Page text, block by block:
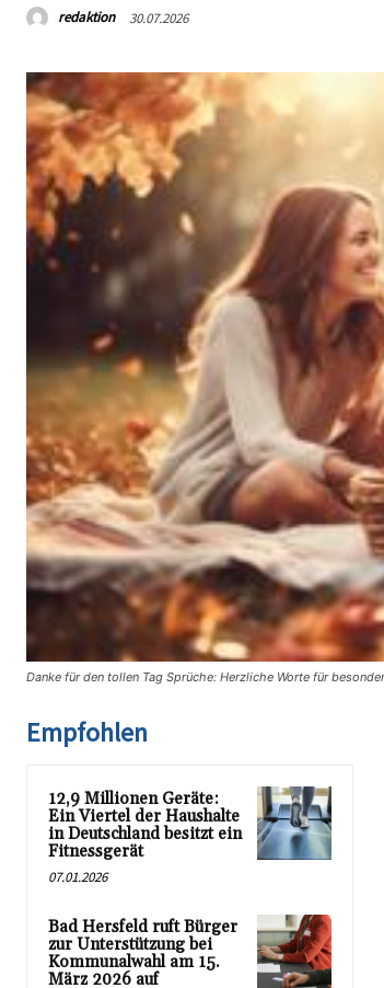
redaktion 30.07.2026
Danke für den tollen Tag Sprüche: Herzliche Worte für
Empfohlen
12,9 Millionen Geräte:
Ein Viertel der Haushalte
in Deutschland besitzt ein
Fitnessgerät
07.01.2026
Bad Hersfeld ruft Bürger
zur Unterstützung bei
Kommunalwahl am 15.
März 2026 auf